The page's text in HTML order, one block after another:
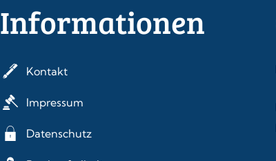
Informationen
Kontakt
Impressum
Datenschutz